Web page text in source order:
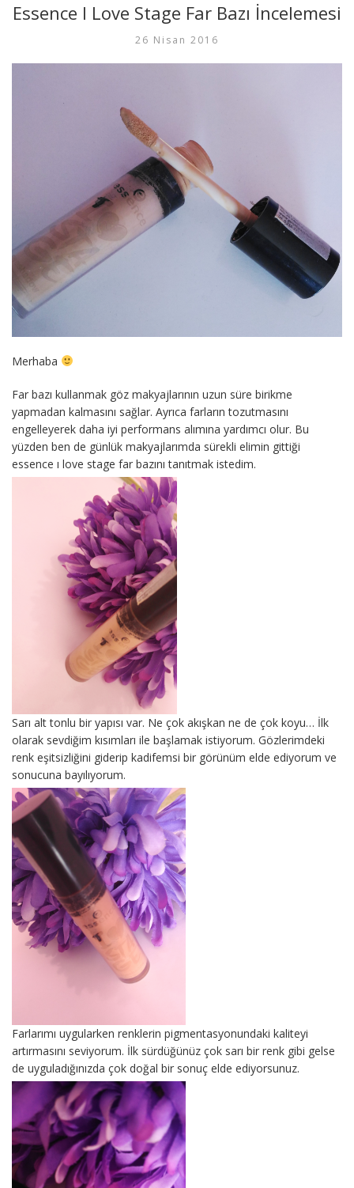
Essence I Love Stage Far Bazı İncelemesi
26 Nisan 2016
Merhaba
Far bazı kullanmak göz makyajlarının uzun süre birikme
yapmadan kalmasını sağlar. Ayrıca farların tozutmasını
engelleyerek daha iyi performans alımına yardımcı olur. Bu
yüzden ben de günlük makyajlarımda sürekli elimin gittiği
essence ı love stage far bazını tanıtmak istedim.
Sarı alt tonlu bir yapısı var. Ne çok akışkan ne de çok koyu… İlk
olarak sevdiğim kısımları ile başlamak istiyorum. Gözlerimdeki
renk eşitsizliğini giderip kadifemsi bir görünüm elde ediyorum ve
sonucuna bayılıyorum.
Farlarımı uygularken renklerin pigmentasyonundaki kaliteyi
artırmasını seviyorum. İlk sürdüğünüz çok sarı bir renk gibi gelse
de uyguladığınızda çok doğal bir sonuç elde ediyorsunuz.